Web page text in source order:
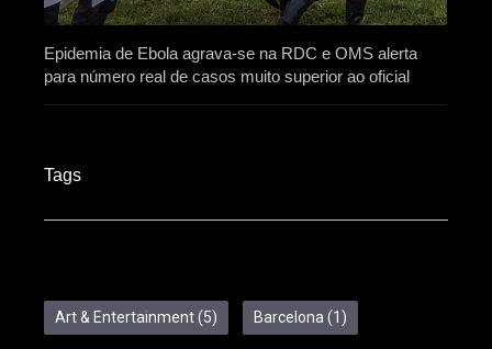
Epidemia de Ebola agrava-se na RDC e OMS alerta
para número real de casos muito superior ao oficial
Tags
Art & Entertainment(5) Barcelona(1)